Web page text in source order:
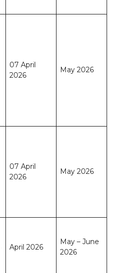
07 April
2026
May 2026
07 April
2026
May 2026
April 2026
May – June
2026